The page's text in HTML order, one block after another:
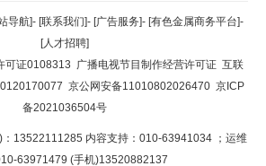
返回顶部
返回首页
导航]- [联系我们]- [广告服务]- [有色金属商务平台]-
[人才招聘]
可证0108313 广播电视节目制作经营许可证 互联
京公网安备11010802026470 京ICP
备2021036504号
13522111285 内容支持：010-63941034 ；运维
63971479 (手机)13520882137